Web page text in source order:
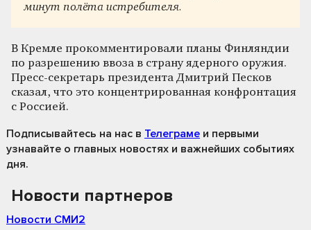
минут полёта истребителя.
В Кремле прокомментировали планы Финляндии
по разрешению ввоза в страну ядерного оружия.
Пресс-секретарь президента Дмитрий Песков
сказал, что это концентрированная конфронтация
с Россией.
Подписывайтесь на нас в Телеграме и первыми
узнавайте о главных новостях и важнейших событиях
дня.
Новости партнеров
Новости СМИ2